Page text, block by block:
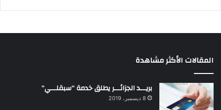
المقالات الأكثر مشاهدة
بريـــد الجزائـــر يطلق خدمة “سبقلـــي”
8 ديسمبر، 2019